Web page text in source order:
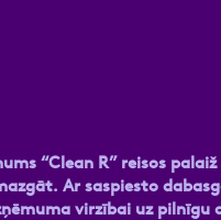
“Clean R” reisos
Ar saspiesto
virzībai uz